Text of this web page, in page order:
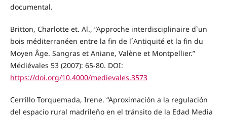
documental.
Britton, Charlotte et. Al., “Approche interdisciplinaire d`un
bois méditerranéen entre la fin de l´Antiquité et la fin du
Moyen Âge. Sangras et Aniane, Valène et Montpellier.”
Médiévales 53 (2007): 65-80. DOI:
https://doi.org/10.4000/medievales.3573
Cerrillo Torquemada, Irene. “Aproximación a la regulación
del espacio rural madrileño en el tránsito de la Edad Media